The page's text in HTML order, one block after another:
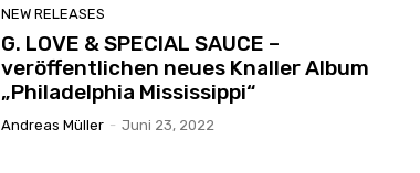
NEW RELEASES
G. LOVE & SPECIAL SAUCE –
veröffentlichen neues Knaller Album
„Philadelphia Mississippi“
Andreas Müller - Juni 23, 2022